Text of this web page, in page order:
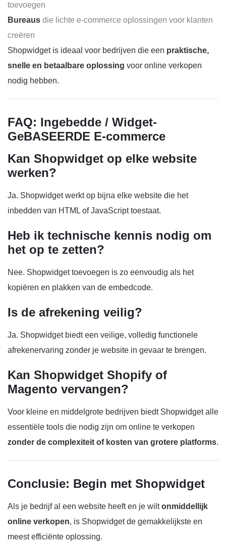
toevoegen
Bureaus die lichte e-commerce oplossingen voor klanten
creëren
Shopwidget is ideaal voor bedrijven die een praktische,
snelle en betaalbare oplossing voor online verkopen
nodig hebben.
FAQ: Ingebedde / Widget-
GeBASEERDE E-commerce
Kan Shopwidget op elke website
werken?
Ja. Shopwidget werkt op bijna elke website die het
inbedden van HTML of JavaScript toestaat.
Heb ik technische kennis nodig om
het op te zetten?
Nee. Shopwidget toevoegen is zo eenvoudig als het
kopiëren en plakken van de embedcode.
Is de afrekening veilig?
Ja. Shopwidget biedt een veilige, volledig functionele
afrekenervaring zonder je website in gevaar te brengen.
Kan Shopwidget Shopify of
Magento vervangen?
Voor kleine en middelgrote bedrijven biedt Shopwidget alle
essentiële tools die nodig zijn om online te verkopen
zonder de complexiteit of kosten van grotere platforms.
Conclusie: Begin met Shopwidget
Als je bedrijf al een website heeft en je wiltonmiddellijk
online verkopen, is Shopwidget de gemakkelijkste en
meest efficiënte oplossing.